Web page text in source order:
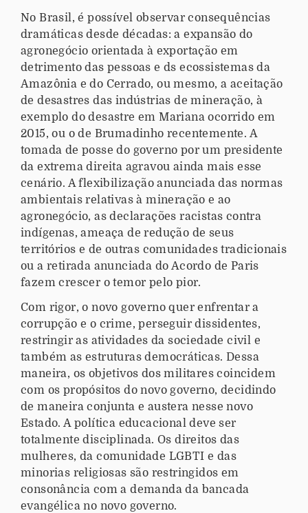
e
n
.
o
r
g
/
p
t
-
b
r
/
e
v
e
n
t
o
/
c
o
n
f
e
r
e
n
c
i
No Brasil, é possível observar consequências
dramáticas desde décadas: a expansão do
agronegócio orientada à exportação em
detrimento das pessoas e ds ecossistemas da
Amazônia e do Cerrado, ou mesmo, a aceitação
de desastres das indústrias de mineração, à
exemplo do desastre em Mariana ocorrido em
2015, ou o de Brumadinho recentemente. A
tomada de posse do governo por um presidente
da extrema direita agravou ainda mais esse
cenário. A flexibilização anunciada das normas
ambientais relativas à mineração e ao
agronegócio, as declarações racistas contra
indígenas, ameaça de redução de seus
territórios e de outras comunidades tradicionais
ou a retirada anunciada do Acordo de Paris
fazem crescer o temor pelo pior.
Com rigor, o novo governo quer enfrentar a
corrupção e o crime, perseguir dissidentes,
restringir as atividades da sociedade civil e
também as estruturas democráticas. Dessa
maneira, os objetivos dos militares coincidem
com os propósitos do novo governo, decidindo
de maneira conjunta e austera nesse novo
Estado. A política educacional deve ser
totalmente disciplinada. Os direitos das
mulheres, da comunidade LGBTI e das
minorias religiosas são restringidos em
consonância com a demanda da bancada
evangélica no novo governo.